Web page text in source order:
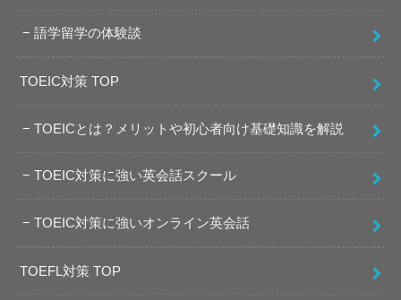
語学留学の体験談
TOEIC対策 TOP
TOEICとは？メリットや初心者向け基礎知識を解説
TOEIC対策に強い英会話スクール
TOEIC対策に強いオンライン英会話
TOEFL対策 TOP